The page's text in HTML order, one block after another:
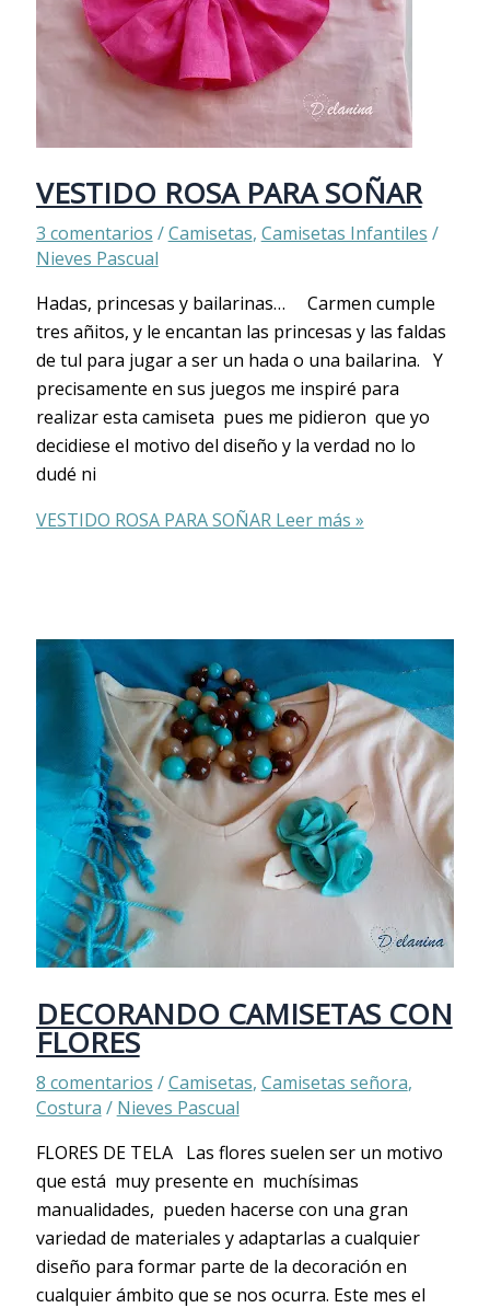
VESTIDO ROSA PARA SOÑAR
3 comentarios /Camisetas, Camisetas Infantiles /
Nieves Pascual
Hadas, princesas y bailarinas… Carmen cumple
tres añitos, y le encantan las princesas y las faldas
de tul para jugar a ser un hada o una bailarina. Y
precisamente en sus juegos me inspiré para
realizar esta camiseta pues me pidieron que yo
decidiese el motivo del diseño y la verdad no lo
dudé ni
VESTIDO ROSA PARA SOÑARLeer más »
DECORANDO CAMISETAS CON
FLORES
8 comentarios /Camisetas, Camisetas señora,
Costura / Nieves Pascual
FLORES DE TELA Las flores suelen ser un motivo
que está muy presente en muchísimas
manualidades, pueden hacerse con una gran
variedad de materiales y adaptarlas a cualquier
diseño para formar parte de la decoración en
cualquier ámbito que se nos ocurra. Este mes el